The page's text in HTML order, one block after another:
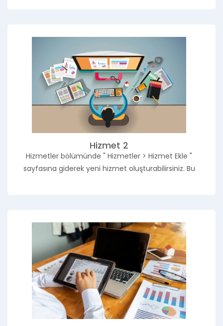
Hizmet 2
Hizmetler bölümünde " Hizmetler > Hizmet Ekle "
sayfasına giderek yeni hizmet oluşturabilirsiniz. Bu